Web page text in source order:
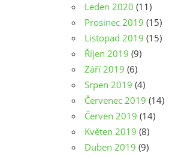
Leden 2020 (11)
Prosinec 2019 (15)
Listopad 2019 (15)
Říjen 2019 (9)
Září 2019 (6)
Srpen 2019 (4)
Červenec 2019 (14)
Červen 2019 (14)
Květen 2019 (8)
Duben 2019 (9)